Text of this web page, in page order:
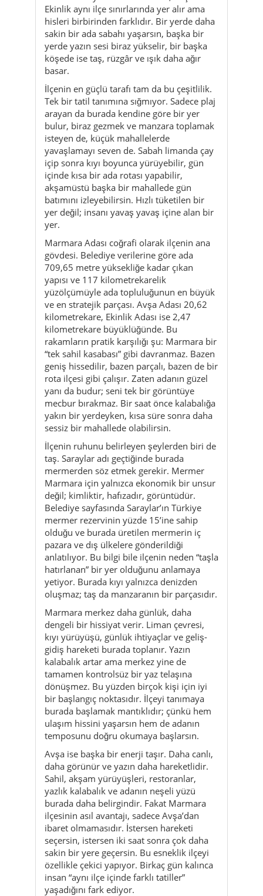
Ekinlik aynı ilçe sınırlarında yer alır ama
hisleri birbirinden farklıdır. Bir yerde daha
sakin bir ada sabahı yaşarsın, başka bir
yerde yazın sesi biraz yükselir, bir başka
köşede ise taş, rüzgâr ve ışık daha ağır
basar.
İlçenin en güçlü tarafı tam da bu çeşitlilik.
Tek bir tatil tanımına sığmıyor. Sadece plaj
arayan da burada kendine göre bir yer
bulur, biraz gezmek ve manzara toplamak
isteyen de, küçük mahallelerde
yavaşlamayı seven de. Sabah limanda çay
içip sonra kıyı boyunca yürüyebilir, gün
içinde kısa bir ada rotası yapabilir,
akşamüstü başka bir mahallede gün
batımını izleyebilirsin. Hızlı tüketilen bir
yer değil; insanı yavaş yavaş içine alan bir
yer.
Marmara Adası coğrafi olarak ilçenin ana
gövdesi. Belediye verilerine göre ada
709,65 metre yüksekliğe kadar çıkan
yapısı ve 117 kilometrekarelik
yüzölçümüyle ada topluluğunun en büyük
ve en stratejik parçası. Avşa Adası 20,62
kilometrekare, Ekinlik Adası ise 2,47
kilometrekare büyüklüğünde. Bu
rakamların pratik karşılığı şu: Marmara bir
“tek sahil kasabası” gibi davranmaz. Bazen
geniş hissedilir, bazen parçalı, bazen de bir
rota ilçesi gibi çalışır. Zaten adanın güzel
yanı da budur; seni tek bir görüntüye
mecbur bırakmaz. Bir saat önce kalabalığa
yakın bir yerdeyken, kısa süre sonra daha
sessiz bir mahallede olabilirsin.
İlçenin ruhunu belirleyen şeylerden biri de
taş. Saraylar adı geçtiğinde burada
mermerden söz etmek gerekir. Mermer
Marmara için yalnızca ekonomik bir unsur
değil; kimliktir, hafızadır, görüntüdür.
Belediye sayfasında Saraylar’ın Türkiye
mermer rezervinin yüzde 15’ine sahip
olduğu ve burada üretilen mermerin iç
pazara ve dış ülkelere gönderildiği
anlatılıyor. Bu bilgi bile ilçenin neden “taşla
hatırlanan” bir yer olduğunu anlamaya
yetiyor. Burada kıyı yalnızca denizden
oluşmaz; taş da manzaranın bir parçasıdır.
Marmara merkez daha günlük, daha
dengeli bir hissiyat verir. Liman çevresi,
kıyı yürüyüşü, günlük ihtiyaçlar ve geliş-
gidiş hareketi burada toplanır. Yazın
kalabalık artar ama merkez yine de
tamamen kontrolsüz bir yaz telaşına
dönüşmez. Bu yüzden birçok kişi için iyi
bir başlangıç noktasıdır. İlçeyi tanımaya
burada başlamak mantıklıdır; çünkü hem
ulaşım hissini yaşarsın hem de adanın
temposunu doğru okumaya başlarsın.
Avşa ise başka bir enerji taşır. Daha canlı,
daha görünür ve yazın daha hareketlidir.
Sahil, akşam yürüyüşleri, restoranlar,
yazlık kalabalık ve adanın neşeli yüzü
burada daha belirgindir. Fakat Marmara
ilçesinin asıl avantajı, sadece Avşa’dan
ibaret olmamasıdır. İstersen hareketi
seçersin, istersen iki saat sonra çok daha
sakin bir yere geçersin. Bu esneklik ilçeyi
özellikle çekici yapıyor. Birkaç gün kalınca
insan “aynı ilçe içinde farklı tatiller”
yaşadığını fark ediyor.